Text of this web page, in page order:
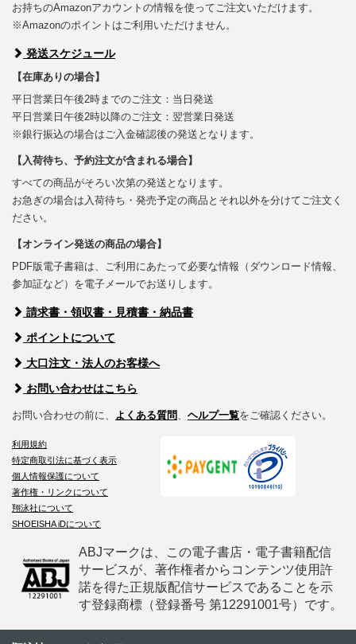
お持ちのAmazonアカウントの情報を使ってご注文いただけます。
※Amazonのポイントはご利用いただけません。
発送スケジュール
【在庫ありの場合】
平日営業日午後2時までのご注文：当日発送
平日営業日午後2時以降のご注文：翌営業日発送
※銀行振込の場合はご入金確認後の発送となります。
【入荷待ち、予約注文が含まれる場合】
すべての商品がそろい次第の発送となります。
お急ぎの場合は入荷待ち・発売予定の商品とそれ以外を分けてご注文く
ださい。
【オンライン発送の商品の場合】
PDF版電子書籍は、ご利用にあたって必要な情報（ダウンロード情報、
参加証など）を電子メールでお送りします。
請求書・領収書・見積書・納品書
ポイントについて
大口注文・法人のお客様へ
お問い合わせはこちら
お問い合わせの前に、 よくある質問 ヘルプ一覧をご確認ください。
利用規約
特定商取引法に基づく表示
個人情報保護について
著作権・リンクについて
翔泳社について
SHOEISHA iDについて
ABJマークは、この電子書店・電子書籍配信
サービスが、著作権者からコンテンツ使用許
諾を得た正規版配信サービスであることを示
す登録商標（登録番号 第12291001号）です。